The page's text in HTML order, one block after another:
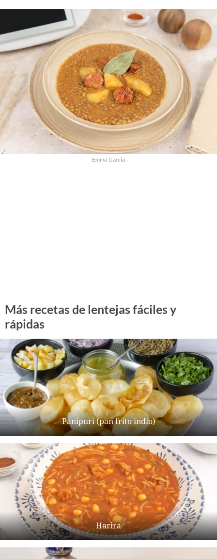
Emma García
Más recetas de lentejas fáciles y
rápidas
Panipuri (pan frito indio)
Harira